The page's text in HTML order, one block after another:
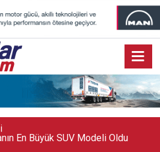
En Büyük SUV Modeli Oldu